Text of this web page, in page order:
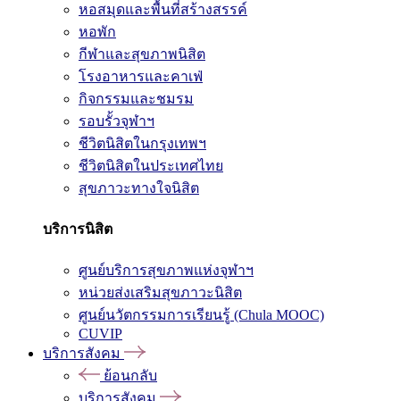
หอสมุดและพื้นที่สร้างสรรค์
หอพัก
กีฬาและสุขภาพนิสิต
โรงอาหารและคาเฟ่
กิจกรรมและชมรม
รอบรั้วจุฬาฯ
ชีวิตนิสิตในกรุงเทพฯ
ชีวิตนิสิตในประเทศไทย
สุขภาวะทางใจนิสิต
บริการนิสิต
ศูนย์บริการสุขภาพแห่งจุฬาฯ
หน่วยส่งเสริมสุขภาวะนิสิต
ศูนย์นวัตกรรมการเรียนรู้ (Chula MOOC)
CUVIP
บริการสังคม
ย้อนกลับ